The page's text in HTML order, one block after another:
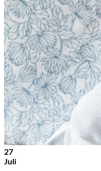
27
Juli